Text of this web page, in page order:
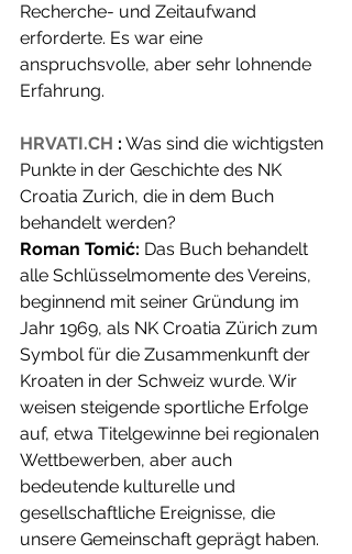
Recherche- und Zeitaufwand
erforderte. Es war eine
anspruchsvolle, aber sehr lohnende
Erfahrung.
HRVATI.CH : Was sind die wichtigsten
Punkte in der Geschichte des NK
Croatia Zurich, die in dem Buch
behandelt werden?
Roman Tomić: Das Buch behandelt
alle Schlüsselmomente des Vereins,
beginnend mit seiner Gründung im
Jahr 1969, als NK Croatia Zürich zum
Symbol für die Zusammenkunft der
Kroaten in der Schweiz wurde. Wir
weisen steigende sportliche Erfolge
auf, etwa Titelgewinne bei regionalen
Wettbewerben, aber auch
bedeutende kulturelle und
gesellschaftliche Ereignisse, die
unsere Gemeinschaft geprägt haben.